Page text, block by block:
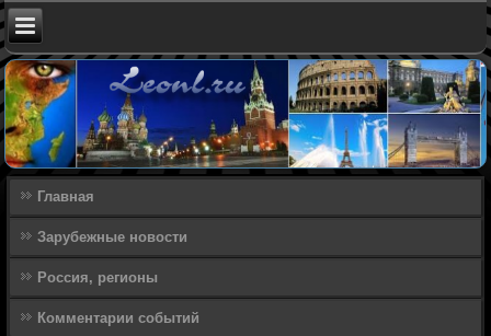
Главная
Зарубежные новости
Россия, регионы
Комментарии событий